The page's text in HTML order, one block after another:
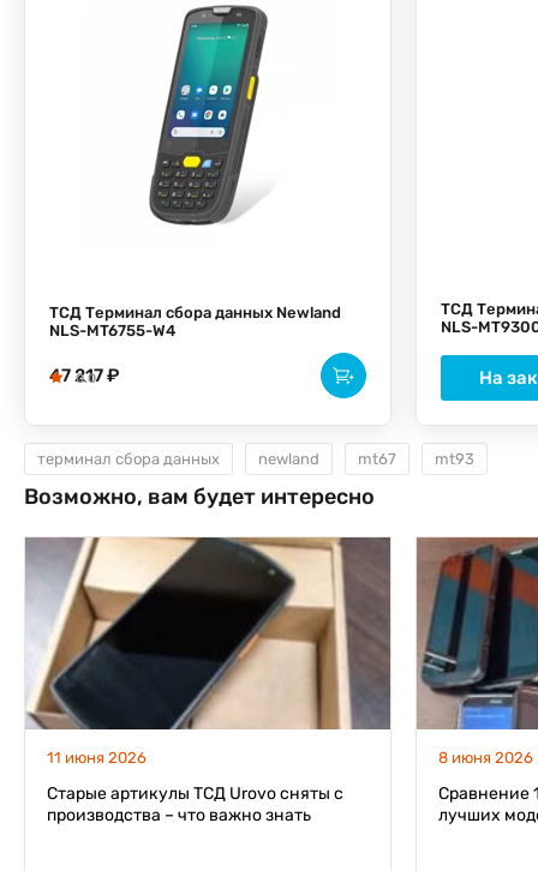
0.0
ТСД Терминал сбора данных Newland
NLS-MT6755-W4
47 217 ₽ 0.0
ТСД
NLS-
На
терминал сбора данных newland mt67 mt93
Возможно, вам будет интересно
11 июня 2026
Старые артикулы ТСД Urovo сняты с
производства – что важно знать
8 июня 2026
Сравнение
лучших